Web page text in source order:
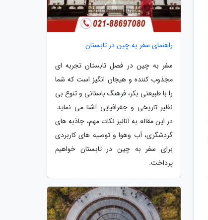
راهنمای سفر به چین در تابستان
سفر به چین در فصل تابستان تجربه ای
مجذوب کننده و هیجان انگیز است که شما
را با طبیعتی بکر، فرهنگ باستانی و تنوع بی
نظیر تاریخی و جغرافیایی آشنا می نماید.
در این مقاله به آنالیز نکات مهم، جاذبه های
گردشگری، آب وهوا و توصیه های کاربردی
برای سفر به چین در تابستان خواهیم
پرداخت.